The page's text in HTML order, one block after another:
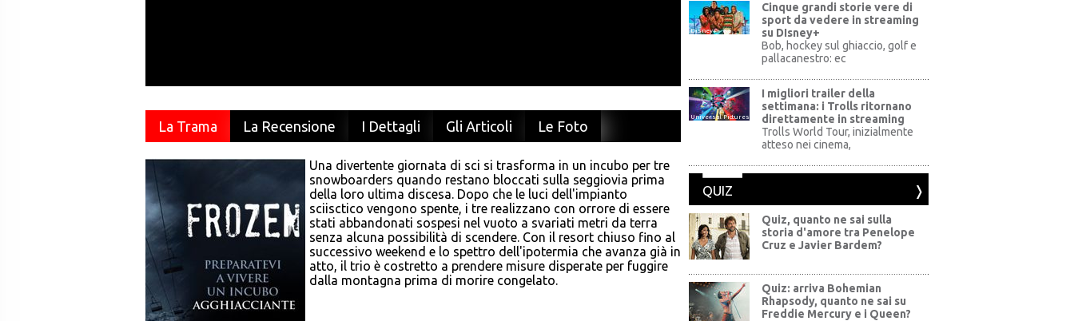
La Trama La Recensione I Dettagli Gli Articoli Le Foto
Una divertente giornata di sci si trasforma in un incubo per tre
snowboarders quando restano bloccati sulla seggiovia prima
della loro ultima discesa. Dopo che le luci dell'impianto
sciisctico vengono spente, i tre realizzano con orrore di essere
stati abbandonati sospesi nel vuoto a svariati metri da terra
senza alcuna possibilità di scendere. Con il resort chiuso fino al
successivo weekend e lo spettro dell'ipotermia che avanza già in
atto, il trio è costretto a prendere misure disperate per fuggire
dalla montagna prima di morire congelato.
Disney+
Cinque grandi storie vere di
sport da vedere in streaming
su DIsney+
Bob, hockey sul ghiaccio, golf e
pallacanestro: ec
Universal Pictures
I migliori trailer della
settimana: i Trolls ritornano
direttamente in streaming
Trolls World Tour, inizialmente
atteso nei cinema,
QUIZ
Quiz, quanto ne sai sulla
storia d'amore tra Penelope
Cruz e Javier Bardem?
Quiz: arriva Bohemian
Rhapsody, quanto ne sai su
Freddie Mercury e i Queen?